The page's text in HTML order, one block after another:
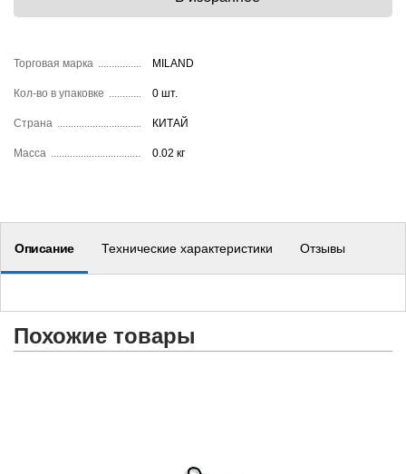
Торговая марка MILAND
Кол-во в упаковке 0 шт.
Страна КИТАЙ
Масса 0.02 кг
Описание Технические характеристики Отзывы
Похожие товары